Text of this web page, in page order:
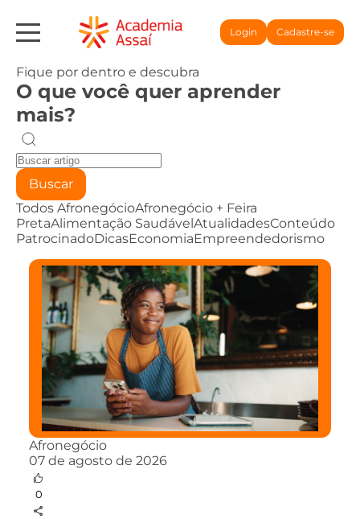
Login Cadastre-se
Fique por dentro e descubra
O que você quer aprender
mais?
Buscar
Todos AfronegócioAfronegócio + Feira
PretaAlimentação SaudávelAtualidadesConteúdo
PatrocinadoDicasEconomiaEmpreendedorismo
Afronegócio
07 de agosto de 2026
0